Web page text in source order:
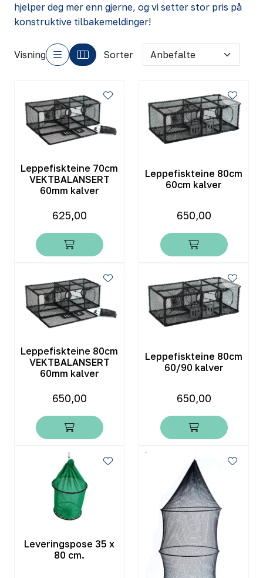
hjelper deg mer enn gjerne, og vi setter stor pris på
konstruktive tilbakemeldinger!
Visning Sorter
Leppefiskteine 70cm
VEKTBALANSERT
60mm kalver
625,00
Leppefiskteine 80cm
60cm kalver
650,00
Leppefiskteine 80cm
VEKTBALANSERT
60mm kalver
650,00
Leppefiskteine 80cm
60/90 kalver
650,00
Leveringspose 35 x
80 cm.